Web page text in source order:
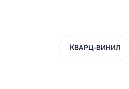
КВАРЦ-ВИНИЛ